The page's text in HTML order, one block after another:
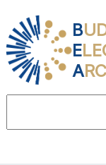
B
E
A